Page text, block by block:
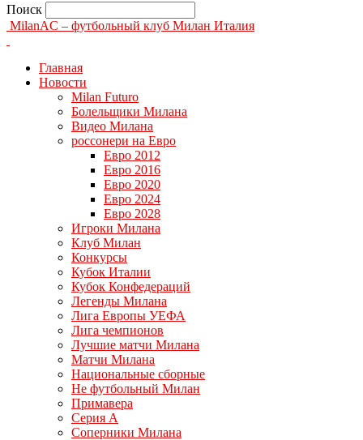
Поиск
MilanAC – футбольный клуб Милан Италия
Главная
Новости
Milan Futuro
Болельщики Милана
Видео Милана
россонери на Евро
Евро 2012
Евро 2016
Евро 2020
Евро 2024
Евро 2028
Игроки Милана
Клуб Милан
Конкурсы
Кубок Италии
Кубок Конфедераций
Легенды Милана
Лига Европы УЕФА
Лига чемпионов
Лучшие матчи Милана
Матчи Милана
Национальные сборные
Не футбольный Милан
Примавера
Серия А
Соперники Милана